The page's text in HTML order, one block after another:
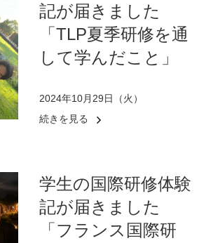
記が届きました
「TLP夏季研修を通
して学んだこと」
2024年10月29日（火）
続きを見る
学生の国際研修体験
記が届きました
「フランス国際研